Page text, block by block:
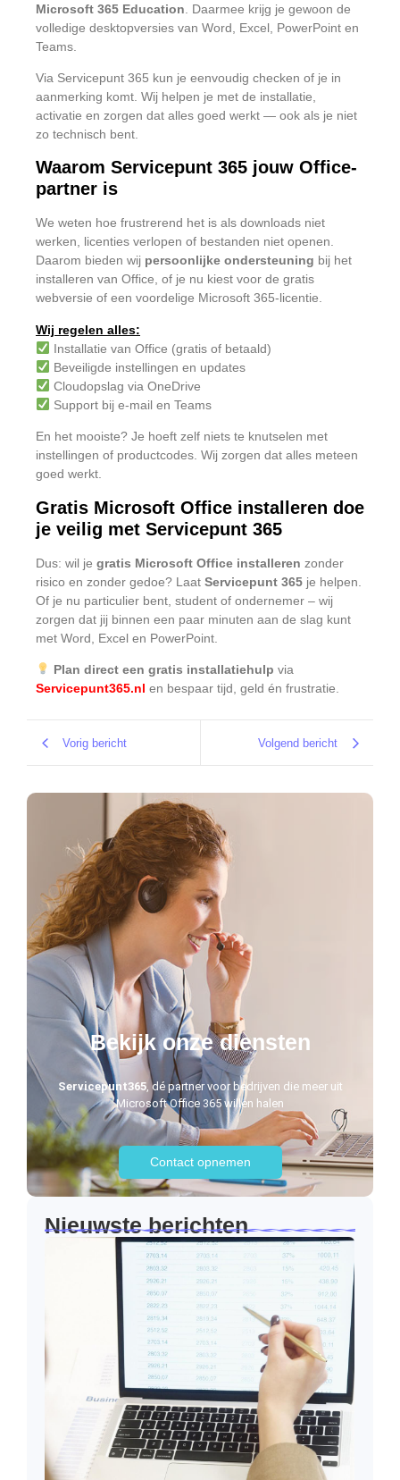
Microsoft 365 Education . Daarmee krijg je gewoon de
volledige desktopversies van Word, Excel, PowerPoint en
Teams.
Via Servicepunt 365 kun je eenvoudig checken of je in
aanmerking komt. Wij helpen je met de installatie,
activatie en zorgen dat alles goed werkt — ook als je niet
zo technisch bent.
Waarom Servicepunt 365 jouw Office-
partner is
We weten hoe frustrerend het is als downloads niet
werken, licenties verlopen of bestanden niet openen.
Daarom bieden wij persoonlijke ondersteuning bij het
installeren van Office, of je nu kiest voor de gratis
webversie of een voordelige Microsoft 365-licentie.
Wij regelen alles:
Installatie van Office (gratis of betaald)
Beveiligde instellingen en updates
Cloudopslag via OneDrive
Support bij e-mail en Teams
En het mooiste? Je hoeft zelf niets te knutselen met
instellingen of productcodes. Wij zorgen dat alles meteen
goed werkt.
Gratis Microsoft Office installeren doe
je veilig met Servicepunt 365
Dus: wil je gratis Microsoft Office installeren zonder
risico en zonder gedoe? Laat Servicepunt 365 je helpen.
Of je nu particulier bent, student of ondernemer – wij
zorgen dat jij binnen een paar minuten aan de slag kunt
met Word, Excel en PowerPoint.
Plan direct een gratis installatiehulp via
Servicepunt365.nl en bespaar tijd, geld én frustratie.
Vorig bericht Volgend bericht
Bekijk onze diensten
Servicepunt365, dé partner voor bedrijven die meer uit
Microsoft Office 365 willen halen
Contact opnemen
Nieuwste berichten